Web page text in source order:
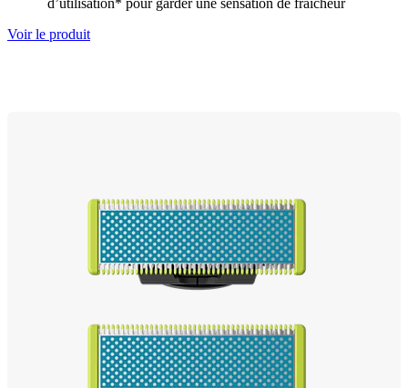
Voir le produit